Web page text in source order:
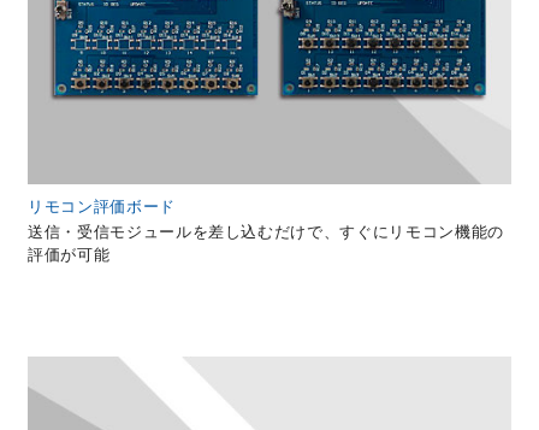
リモコン評価ボード
送信・受信モジュールを差し込むだけで、すぐにリモコン機能の
評価が可能